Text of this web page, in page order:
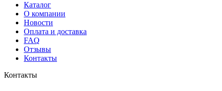
Каталог
О компании
Новости
Оплата и доставка
FAQ
Отзывы
Контакты
Контакты